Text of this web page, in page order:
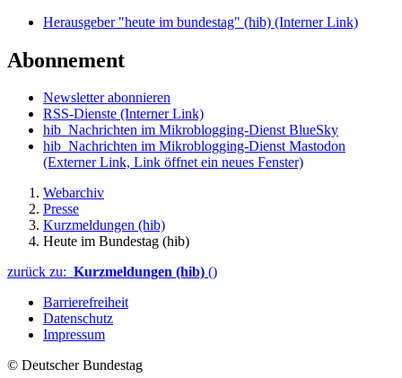
Herausgeber "heute im bundestag" (hib) (Interner Link)
Abonnement
Newsletter abonnieren
RSS-Dienste (Interner Link)
hib_Nachrichten im Mikroblogging-Dienst BlueSky
hib_Nachrichten im Mikroblogging-Dienst Mastodon
(Externer Link, Link öffnet ein neues Fenster)
Webarchiv
Presse
Kurzmeldungen (hib)
Heute im Bundestag (hib)
zurück zu: Kurzmeldungen (hib) ()
Barrierefreiheit
Datenschutz
Impressum
© Deutscher Bundestag